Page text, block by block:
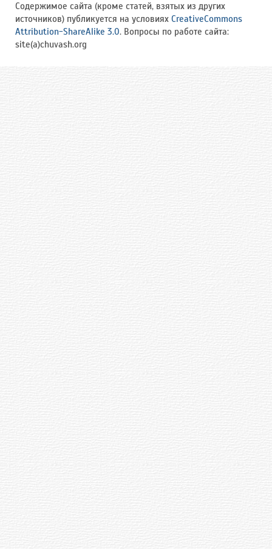
Содержимое сайта (кроме статей, взятых из других
источников) публикуется на условиях CreativeCommons
Attribution-ShareAlike 3.0. Вопросы по работе сайта:
site(a)chuvash.org